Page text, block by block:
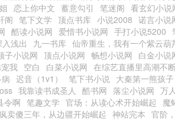
恋上你中文 蓄意勾引 笔迷阁 看玄幻小说
阁 笔下文学 顶点书库 小说2008 诺言小说
酷读小说网 爱惜书小说网 手打小说5200
入浅出 九一书库 仙帝重生，我有一个紫云葫
子小说网 顶点小说网 畅想小说网 白金小说
我 空白 白菜小说网 在综艺直播里高潮不
迟音（1v1） 笔下书小说 大秦第一熊孩子
我靠读书成圣人 酷书网 落尘小说网 万
令啊 笔趣文学 官场：从读心术开始崛起 魔
卖傻三年，从边疆开始崛起 神站完本 官阶